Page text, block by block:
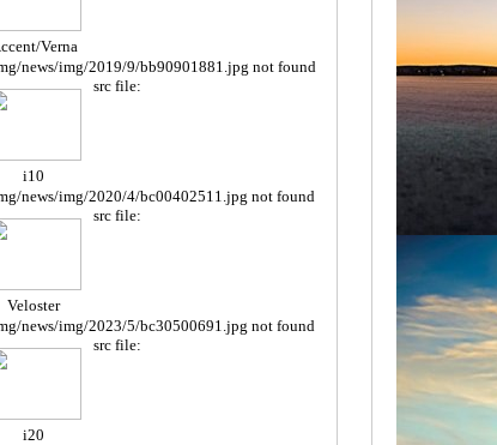
Verna
news/img/2019/9/bb90901881.jpg not found
i10
src file:
news/img/2020/4/bc00402511.jpg not found
Veloster
src file:
news/img/2023/5/bc30500691.jpg not found
i20
src file: